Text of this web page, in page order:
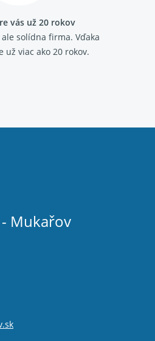
vás už 20 rokov
solídna firma. Vďaka
už viac ako 20 rokov.
Mukařov